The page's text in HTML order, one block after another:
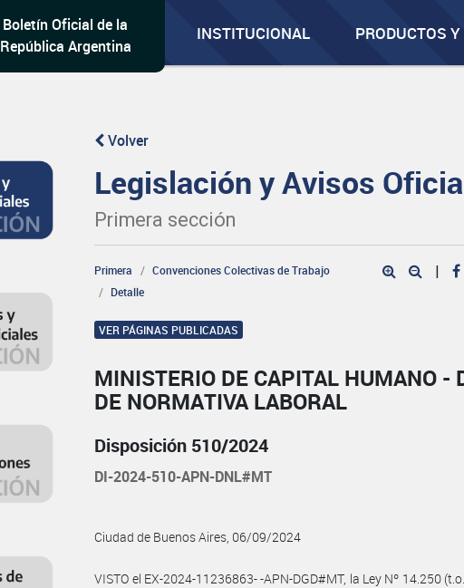
Boletín Oficial de la
República Argentina
INSTITUCIONAL PRODUCTOS
Volver
Legislación y Avisos
Primera sección
Primera
Convenciones Colectivas de Trabajo
Detalle
|
VER PÁGINAS PUBLICADAS
MINISTERIO DE CAPITAL HUMANO -
DE NORMATIVA LABORAL
Disposición 510/2024
DI-2024-510-APN-DNL#MT
Ciudad de Buenos Aires, 06/09/2024
VISTO el EX-2024-11236863- -APN-DGD#MT, la Ley Nº 14.250